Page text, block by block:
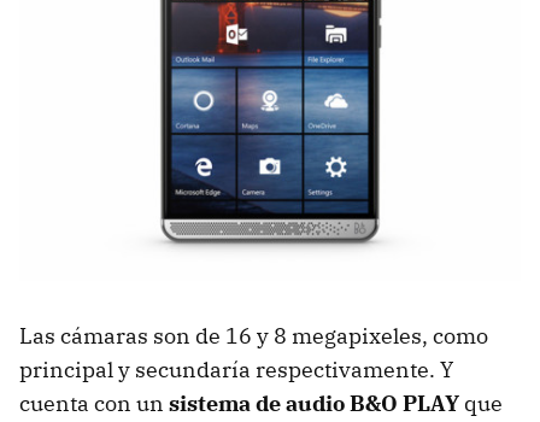
Las cámaras son de 16 y 8 megapixeles, como
principal y secundaría respectivamente. Y
cuenta con un sistema de audio B&O PLAY que